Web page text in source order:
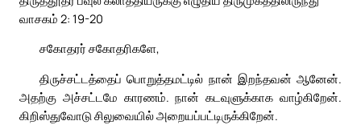
வாசகம் 2: 19-20
சகோதரர் சகோதரிகளே,
திருச்சட்டத்தைப் பொறுத்தமட்டில் நான் இறந்தவன் ஆனேன்.
அதற்கு அச்சட்டமே காரணம். நான் கடவுளுக்காக வாழ்கிறேன்.
கிறிஸ்துவோடு சிலுவையில் அறையப்பட்டிருக்கிறேன்.